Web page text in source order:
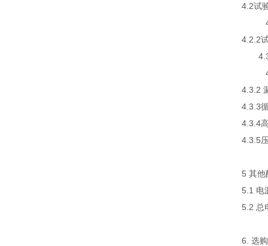
4.2试
4.2.2
4.3
4.3.2
4.3.3
4.3.4
4.3.5
5 其他
5.1 电
5.2 总
6. 选